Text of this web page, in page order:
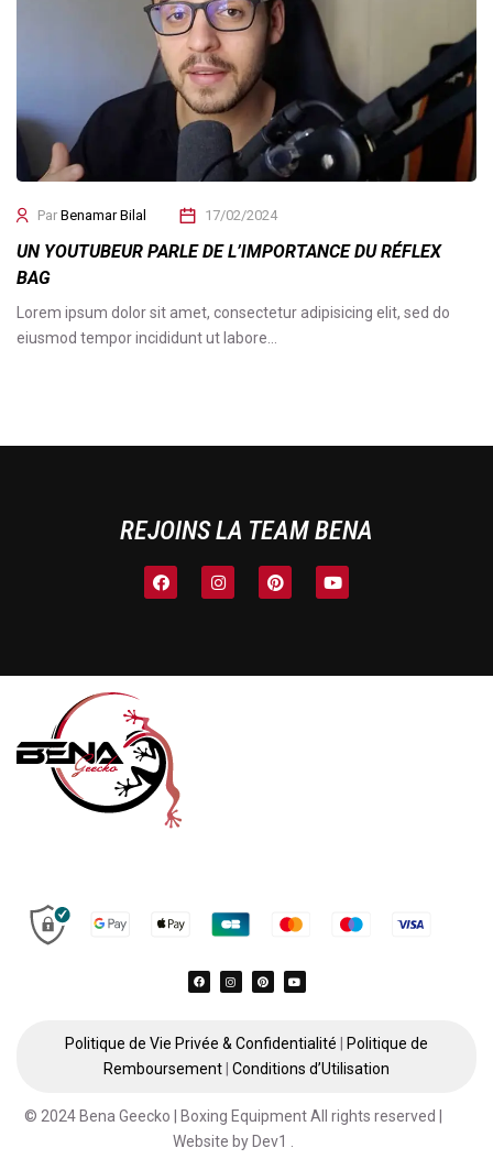
Par Benamar Bilal 17/02/2024
UN YOUTUBEUR PARLE DE L’IMPORTANCE DU RÉFLEX
BAG
Lorem ipsum dolor sit amet, consectetur adipisicing elit, sed do
eiusmod tempor incididunt ut labore…
REJOINS LA TEAM BENA
Politique de Vie Privée & Confidentialité | Politique de
Remboursement| Conditions d’Utilisation
© 2024 Bena Geecko | Boxing Equipment All rights reserved |
Website byDev1